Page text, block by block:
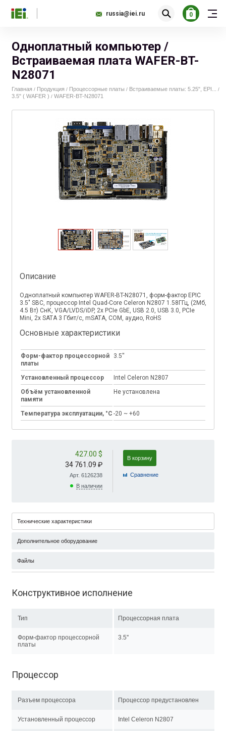
russia@iei.ru 0
Одноплатный компьютер /
Встраиваемая плата WAFER-BT-
N28071
Главная / Продукция / Процессорные платы / Встраиваемые платы: 5.25", EPI... /
3.5" ( WAFER ) / WAFER-BT-N28071
Описание
Одноплатный компьютер WAFER-BT-N28071, форм-фактор EPIC
3.5" SBC, процессор Intel Quad-Core Celeron N2807 1.58ГГц, (2Mб,
4.5 Вт) СнК, VGA/LVDS/iDP, 2х PCIe GbE, USB 2.0, USB 3.0, PCIe
Mini, 2х SATA 3 Гбит/с, mSATA, COM, аудио, RoHS
Основные характеристики
Форм-фактор процессорной
платы
3.5''
Установленный процессор
Intel Celeron N2807
Объём установленной
памяти
Не установлена
Температура эксплуатации, °C -20 ~ +60
427.00 $
34 761.09 ₽
Арт. 6126238
В наличии
В корзину
Cравнение
Технические характеристики
Дополнительное оборудование
Файлы
Конструктивное исполнение
Тип Процессорная плата
Форм-фактор процессорной
платы
3.5''
Процессор
Разъем процессора Процессор предустановлен
Установленный процессор Intel Celeron N2807